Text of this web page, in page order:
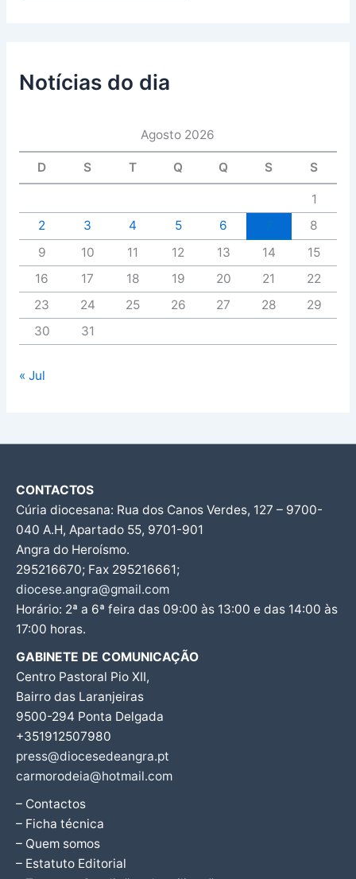
Notícias do dia
Agosto 2026
D S T Q Q S S
1
2
3 4 5 6
8
9
10 11 12 13 14
15
16
17 18 19 20 21
22
23
24 25 26 27 28
29
30
31
« Jul
CONTACTOS
Cúria diocesana: Rua dos Canos Verdes, 127 – 9700-
040 A.H, Apartado 55, 9701-901
Angra do Heroísmo.
295216670; Fax 295216661;
diocese.angra@gmail.com
Horário: 2ª a 6ª feira das 09:00 às 13:00 e das 14:00 às
17:00 horas.
GABINETE DE COMUNICAÇÃO
Centro Pastoral Pio XII,
Bairro das Laranjeiras
9500-294 Ponta Delgada
+351912507980
press@diocesedeangra.pt
carmorodeia@hotmail.com
– Contactos
– Ficha técnica
– Quem somos
– Estatuto Editorial